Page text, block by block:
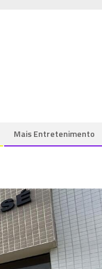
Mais Entretenimento